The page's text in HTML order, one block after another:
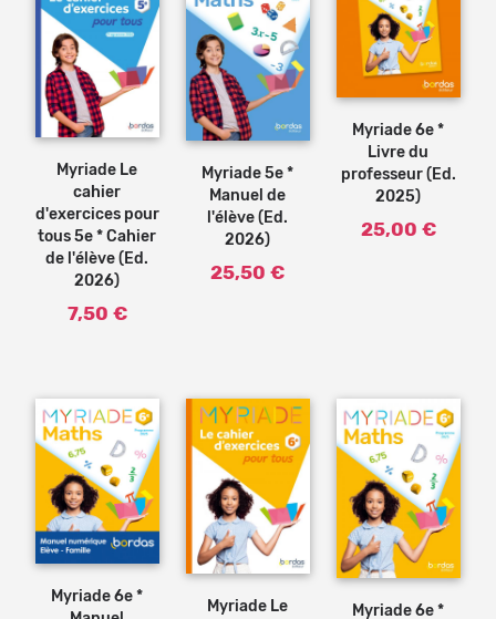
Ajouter
au
Myriade Le
cahier
d'exercices pour
tous 5e * Cahier
de l'élève (Ed.
2026)
7,50 €
Ajouter
au
Myriade 5e *
Manuel de
l'élève (Ed.
2026)
25,50 €
Ajouter
au
Myriade 6e *
Livre du
professeur (Ed.
2025)
25,00 €
Myriade 6e *
Ajouter
au
Myriade Le
Ajouter
au
Myriade 6e *